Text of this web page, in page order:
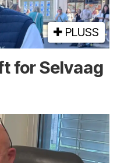
PLUSS
for Selvaag